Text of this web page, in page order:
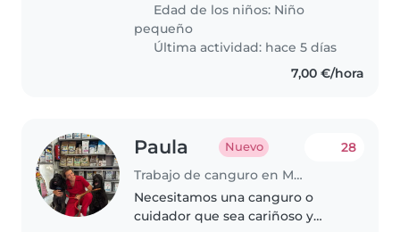
Edad de los niños: Niño
pequeño
Última actividad: hace 5 días
7,00 €/hora
Paula Nuevo
Trabajo de canguro en Madrid
28
Necesitamos una canguro o
cuidador que sea cariñoso y